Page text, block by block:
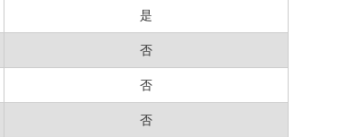
是
否
否
否